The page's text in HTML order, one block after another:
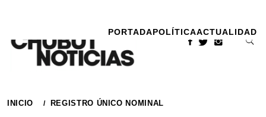
contenido
PORTADAPOLÍTICAACTUALIDAD
INICIO REGISTRO ÚNICO NOMINAL